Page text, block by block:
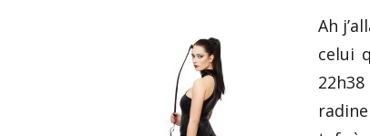
Ah
celui